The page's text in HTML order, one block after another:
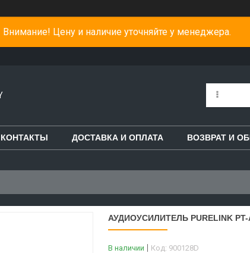
Внимание! Цену и наличие уточняйте у менеджера.
КОНТАКТЫ ДОСТАВКА И ОПЛАТА ВОЗВРАТ И
АУДИОУСИЛИТЕЛЬ PURELINK PT-
В наличии Код: 900128D